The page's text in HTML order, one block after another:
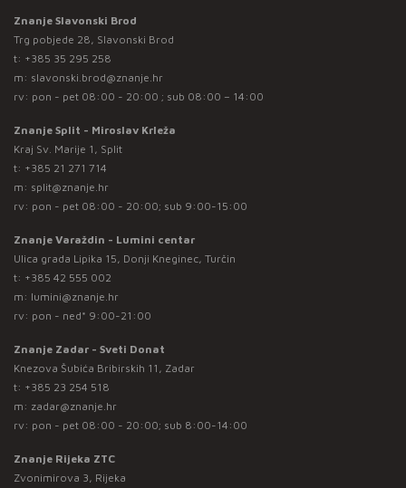
Znanje Slavonski Brod
Trg pobjede 28, Slavonski Brod
t: +385 35 295 258
m: slavonski.brod@znanje.hr
rv: pon - pet 08:00 - 20:00 ; sub 08:00 – 14:00
Znanje Split - Miroslav Krleža
Kraj Sv. Marije 1, Split
t: +385 21 271 714
m: split@znanje.hr
rv: pon - pet 08:00 - 20:00; sub 9:00-15:00
Znanje Varaždin - Lumini centar
Ulica grada Lipika 15, Donji Kneginec, Turčin
t: +385 42 555 002
m: lumini@znanje.hr
rv: pon - ned* 9:00-21:00
Znanje Zadar - Sveti Donat
Knezova Šubića Bribirskih 11, Zadar
t: +385 23 254 518
m: zadar@znanje.hr
rv: pon - pet 08:00 - 20:00; sub 8:00-14:00
Znanje Rijeka ZTC
Zvonimirova 3, Rijeka